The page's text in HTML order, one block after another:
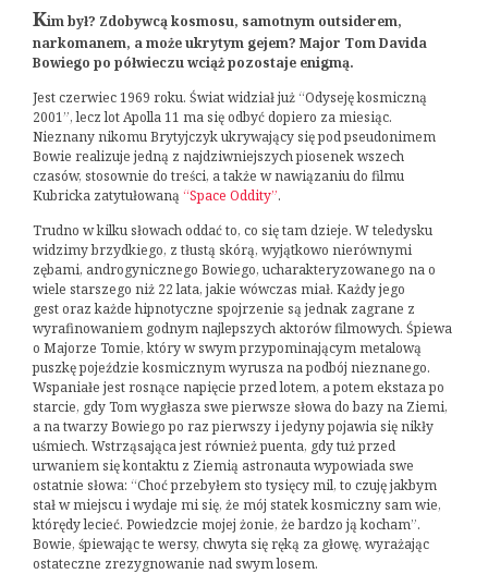
Kim był? Zdobywcą kosmosu, samotnym outsiderem,
narkomanem, a może ukrytym gejem? Major Tom Davida
Bowiego po półwieczu wciąż pozostaje enigmą.
Jest czerwiec 1969 roku. Świat widział już “Odyseję kosmiczną
2001”, lecz lot Apolla 11 ma się odbyć dopiero za miesiąc.
Nieznany nikomu Brytyjczyk ukrywający się pod pseudonimem
Bowie realizuje jedną z najdziwniejszych piosenek wszech
czasów, stosownie do treści, a także w nawiązaniu do filmu
Kubricka zatytułowaną “Space Oddity”.
Trudno w kilku słowach oddać to, co się tam dzieje. W teledysku
widzimy brzydkiego, z tłustą skórą, wyjątkowo nierównymi
zębami, androgynicznego Bowiego, ucharakteryzowanego na o
wiele starszego niż 22 lata, jakie wówczas miał. Każdy jego
gest oraz każde hipnotyczne spojrzenie są jednak zagrane z
wyrafinowaniem godnym najlepszych aktorów filmowych. Śpiewa
o Majorze Tomie, który w swym przypominającym metalową
puszkę pojeździe kosmicznym wyrusza na podbój nieznanego.
Wspaniałe jest rosnące napięcie przed lotem, a potem ekstaza po
starcie, gdy Tom wygłasza swe pierwsze słowa do bazy na Ziemi,
a na twarzy Bowiego po raz pierwszy i jedyny pojawia się nikły
uśmiech. Wstrząsająca jest również puenta, gdy tuż przed
urwaniem się kontaktu z Ziemią astronauta wypowiada swe
ostatnie słowa: “Choć przebyłem sto tysięcy mil, to czuję jakbym
stał w miejscu i wydaje mi się, że mój statek kosmiczny sam wie,
którędy lecieć. Powiedzcie mojej żonie, że bardzo ją kocham”.
Bowie, śpiewając te wersy, chwyta się ręką za głowę, wyrażając
ostateczne zrezygnowanie nad swym losem.